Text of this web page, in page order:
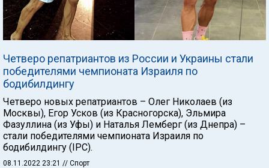
Четверо репатриантов из России и Украины стали
победителями чемпионата Израиля по
бодибилдингу
Четверо новых репатриантов – Олег Николаев (из
Москвы), Егор Усков (из Красногорска), Эльмира
Фазуллина (из Уфы) и Наталья Лемберг (из Днепра) –
стали победителями чемпионата Израиля по
бодибилдингу (IPC).
08.11.2022 23:21 // Спорт